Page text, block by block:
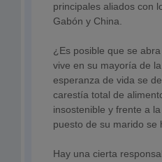
principales aliados con
Gabón y China.
¿Es posible que se
vive en su mayoría de
esperanza de vida se
carestía total de
insostenible y frente a
puesto de su marido se
Hay una cierta